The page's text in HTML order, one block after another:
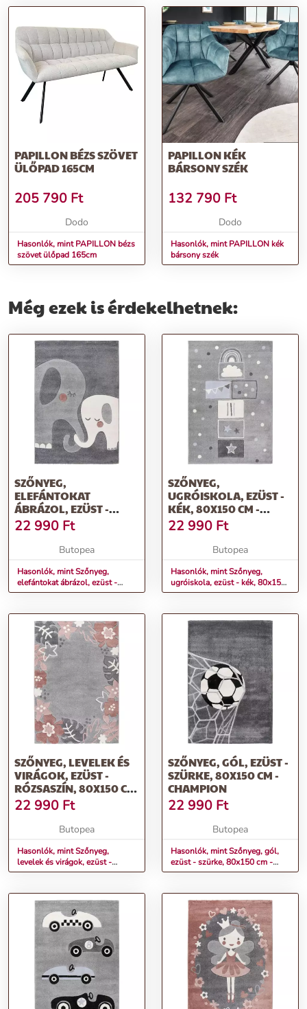
PAPILLON BÉZS SZÖVET
ÜLŐPAD 165CM
205 790 Ft
Dodo
Hasonlók, mint PAPILLON bézs
szövet ülőpad 165cm
PAPILLON KÉK
BÁRSONY SZÉK
132 790 Ft
Dodo
Hasonlók, mint PAPILLON kék
bársony szék
Még ezek is érdekelhetnek:
SZŐNYEG,
ELEFÁNTOKAT
ÁBRÁZOL, EZÜST -
SZÜRKE, 80X150 CM -
ELEFANTOU
22 990 Ft
Butopea
Hasonlók, mint Szőnyeg,
elefántokat ábrázol, ezüst -
szürke, 80x150 cm -
SZŐNYEG,
UGRÓISKOLA, EZÜST -
KÉK, 80X150 CM -
MARELLE
22 990 Ft
Butopea
Hasonlók, mint Szőnyeg,
ugróiskola, ezüst - kék, 80x150
cm - MARELLE
SZŐNYEG, LEVELEK ÉS
VIRÁGOK, EZÜST -
RÓZSASZÍN, 80X150 CM
- BEBE BOHEME
22 990 Ft
Butopea
Hasonlók, mint Szőnyeg,
levelek és virágok, ezüst -
rózsaszín, 80x150 cm - BEBE
SZŐNYEG, GÓL, EZÜST -
SZÜRKE, 80X150 CM -
CHAMPION
22 990 Ft
Butopea
Hasonlók, mint Szőnyeg, gól,
ezüst - szürke, 80x150 cm -
CHAMPION